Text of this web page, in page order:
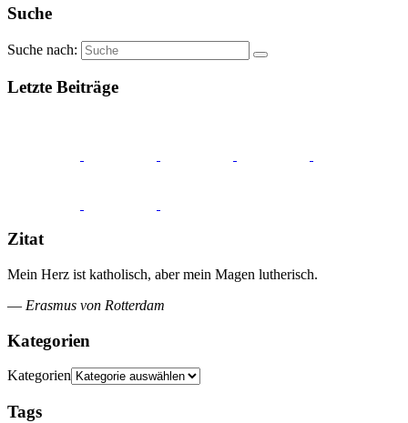
Suche
Suche nach:
Letzte Beiträge
Zitat
Mein Herz ist katholisch, aber mein Magen lutherisch.
— Erasmus von Rotterdam
Kategorien
Kategorien
Tags